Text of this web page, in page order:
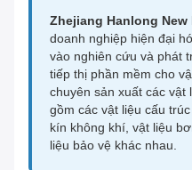
Zhejiang Hanlong New
doanh nghiệp hiện đại
vào nghiên cứu và phát
tiếp thị phần mềm cho
chuyên sản xuất các vật
gồm các vật liệu cấu
kín không khí, vật liệu
liệu bảo vệ khác nhau.